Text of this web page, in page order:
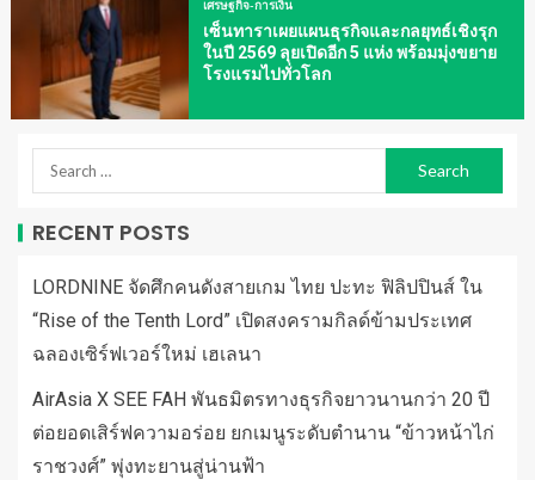
เศรษฐกิจ-การเงิน
เซ็นทาราเผยแผนธุรกิจและกลยุทธ์เชิงรุก
ในปี 2569 ลุยเปิดอีก 5 แห่ง พร้อมมุ่งขยาย
โรงแรมไปทั่วโลก
RECENT POSTS
LORDNINE จัดศึกคนดังสายเกม ไทย ปะทะ ฟิลิปปินส์ ใน
“Rise of the Tenth Lord” เปิดสงครามกิลด์ข้ามประเทศ
ฉลองเซิร์ฟเวอร์ใหม่ เฮเลนา
AirAsia X SEE FAH พันธมิตรทางธุรกิจยาวนานกว่า 20 ปี
ต่อยอดเสิร์ฟความอร่อย ยกเมนูระดับตำนาน “ข้าวหน้าไก่
ราชวงศ์” พุ่งทะยานสู่น่านฟ้า